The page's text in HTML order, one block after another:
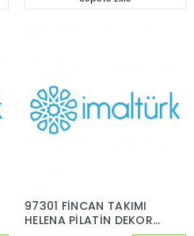
97301 FİNCAN TAKIMI
HELENA PİLATİN DEKOR